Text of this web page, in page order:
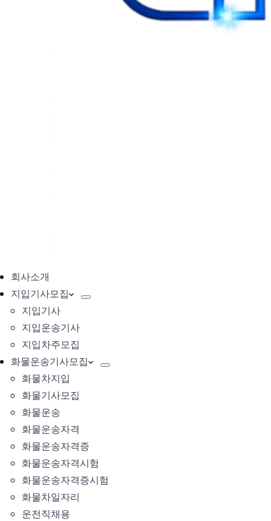
회사소개
지입기사모집
지입기사
지입운송기사
지입차주모집
화물운송기사모집
화물차지입
화물기사모집
화물운송
화물운송자격
화물운송자격증
화물운송자격시험
화물운송자격증시험
화물차일자리
운전직채용